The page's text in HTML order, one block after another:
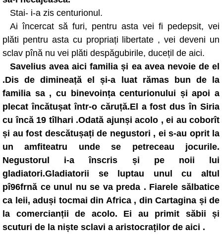
Stai- i-a zis centurionul.
Ai încercat să furi, pentru asta vei fi pedepsit, vei
plăti pentru asta cu propriați libertate , vei deveni un
sclav pînă nu vei plăti despăgubirile, ducețil de aici.
Savelius avea aici familia și ea avea nevoie de el
.Dis de dimineață el și-a luat rămas bun de la
familia sa , cu binevoința centurionului și apoi a
plecat încătușat într-o căruță.El a fost dus în Siria
cu încă 19 tîlhari .Odată ajunși acolo , ei au coborît
și au fost descătușați de negustori , ei s-au oprit la
un amfiteatru unde se petreceau jocurile.
Negustorul i-a înscris și pe noii lui
gladiatori.Gladiatorii se luptau unul cu altul
pî96frnă ce unul nu se va preda . Fiarele sălbatice
ca leii, aduși tocmai din Africa , din Cartagina și de
la comercianții de acolo. Ei au primit săbii și
scuturi de la niște sclavi a aristocraților de aici .